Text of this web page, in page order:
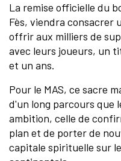
La remise officielle du
Fès, viendra consacrer
offrir aux milliers de
avec leurs joueurs, un
et un ans.
Pour le MAS, ce sacre
d'un long parcours que
ambition, celle de
plan et de porter de
capitale spirituelle sur